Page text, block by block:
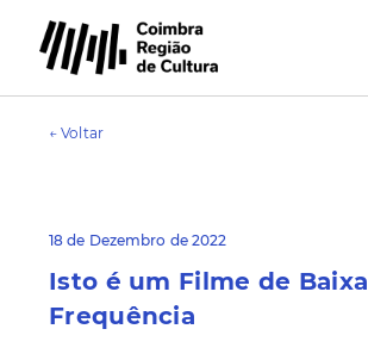
← Voltar
18 de Dezembro de 2022
Isto é um Filme de Baixa
Frequência